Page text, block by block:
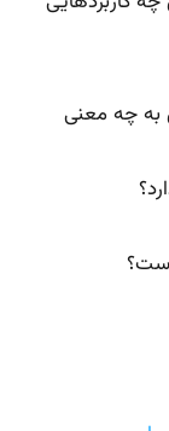
به چه معنی